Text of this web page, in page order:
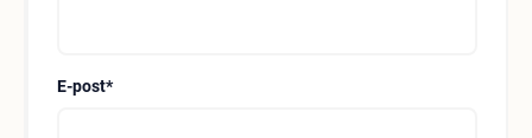
E-post*